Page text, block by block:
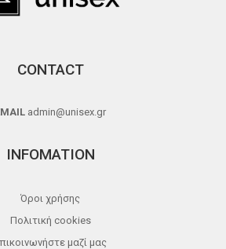
CONTACT
admin@unisex.gr
INFOMATION
Όροι χρήσης
Πολιτική cookies
μαζί μας